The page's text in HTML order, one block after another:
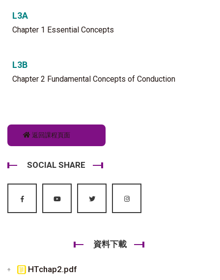
L3A
Chapter 1 Essential Concepts
L3B
Chapter 2 Fundamental Concepts of Conduction
返回課程頁面
SOCIAL SHARE
資料下載
HTchap2.pdf